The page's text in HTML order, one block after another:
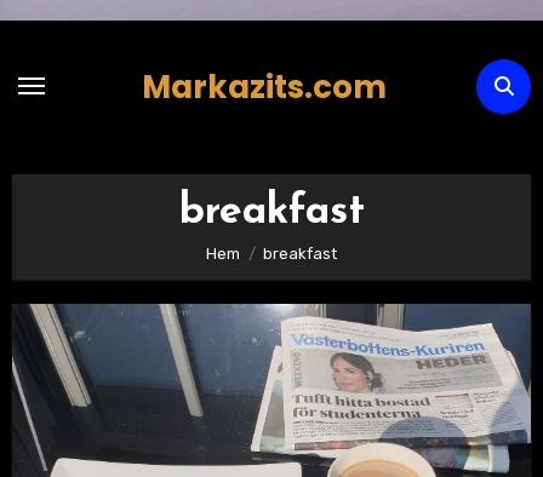
Markazits.com
breakfast
Hem breakfast